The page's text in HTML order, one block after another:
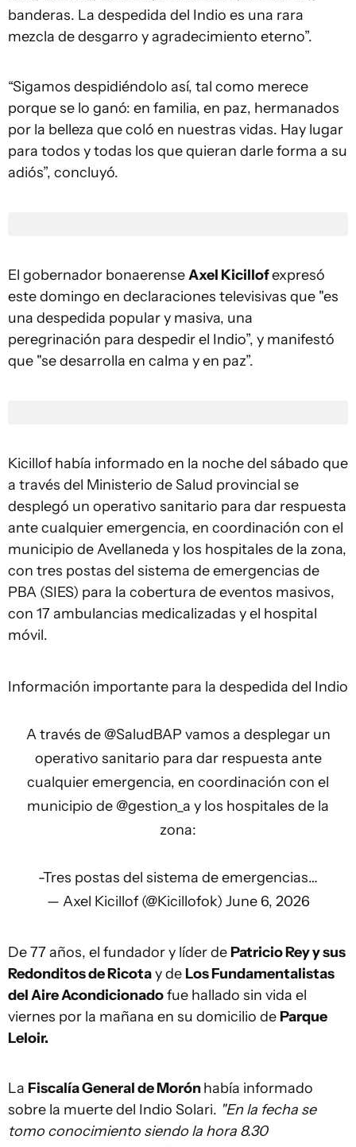
banderas. La despedida del Indio es una rara
mezcla de desgarro y agradecimiento eterno”.
“Sigamos despidiéndolo así, tal como merece
porque se lo ganó: en familia, en paz, hermanados
por la belleza que coló en nuestras vidas. Hay lugar
para todos y todas los que quieran darle forma a su
adiós”, concluyó.
El gobernador bonaerenseAxel Kicillofexpresó
este domingo en declaraciones televisivas que "es
una despedida popular y masiva, una
peregrinación para despedir el Indio”, y manifestó
que "se desarrolla en calma y en paz”.
Kicillof había informado en la noche del sábado que
a través del Ministerio de Salud provincial se
desplegó un operativo sanitario para dar respuesta
ante cualquier emergencia, en coordinación con el
municipio de Avellaneda y los hospitales de la zona,
con tres postas del sistema de emergencias de
PBA (SIES) para la cobertura de eventos masivos,
con 17 ambulancias medicalizadas y el hospital
móvil.
Información importante para la despedida del Indio
A través de @SaludBAP vamos a desplegar un
operativo sanitario para dar respuesta ante
cualquier emergencia, en coordinación con el
municipio de @gestion_a y los hospitales de la
zona:
-Tres postas del sistema de emergencias…
— Axel Kicillof (@Kicillofok) June 6, 2026
De 77 años, el fundador y líder de Patricio Rey y sus
Redonditos de Ricotay de Los Fundamentalistas
del Aire Acondicionadofue hallado sin vida el
viernes por la mañana en su domicilio de Parque
Leloir.
La Fiscalía General de Morónhabía informado
sobre la muerte del Indio Solari. "En la fecha se
tomo conocimiento siendo la hora 8.30